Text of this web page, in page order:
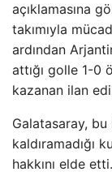
açıklamasına
takımıyla
ardından
attığı golle 1-0
kazanan ilan
Galatasaray,
kaldıramadığı
hakkını elde etti.